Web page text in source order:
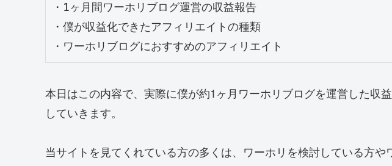
・1ヶ月間ワーホリブログ運営の収益報告
・僕が収益化できたアフィリエイトの種類
・ワーホリブログにおすすめのアフィリエイト
本日はこの内容で、実際に僕が約1ヶ月ワーホリブログを運営した収
していきます。
当サイトを見てくれている方の多くは、ワーホリを検討している方や